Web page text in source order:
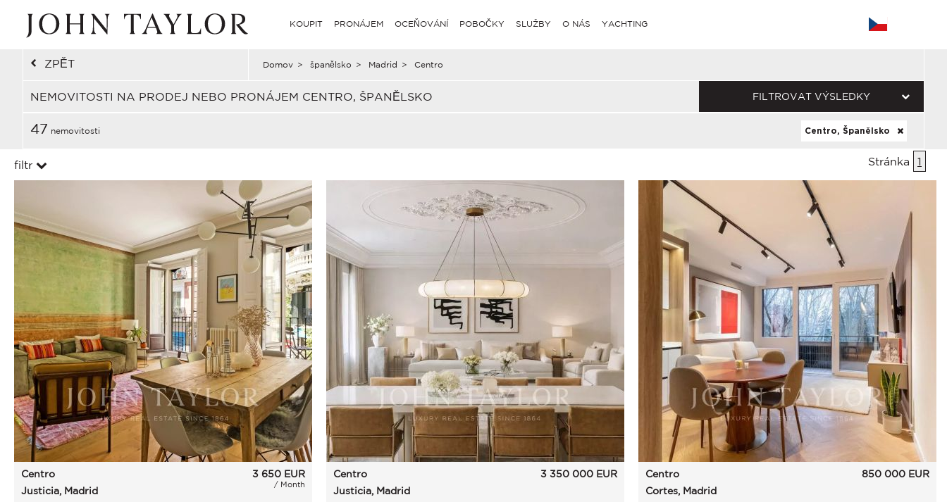
KOUPIT PRONÁJEM OCEŇOVÁNÍ POBOČKY SLUŽBY O NÁS YACHTING
ZPĚT Domov > španělsko > Madrid > Centro
NEMOVITOSTI NA PRODEJ NEBO PRONÁJEM CENTRO, ŠPANĚLSKO FILTROVAT VÝSLEDKY
47 nemovitosti Centro, Španělsko
filtr Stránka 1
Centro
Justicia, Madrid
3 650 EUR
/ Month
Centro
Justicia, Madrid
3 350 000 EUR
Centro
Cortes, Madrid
850 000 EUR